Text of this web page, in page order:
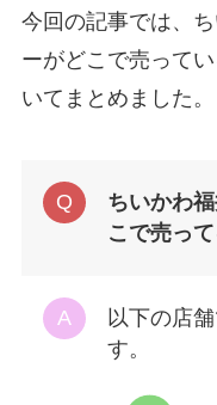
今回の記事では、
ーがどこで売って
いてまとめました。
ちいかわ
こで売っ
以下の店
す。